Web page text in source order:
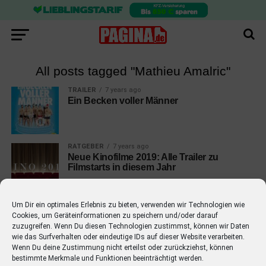
Um Dir ein optimales Erlebnis zu bieten, verwenden wir Technologien wie
Cookies, um Geräteinformationen zu speichern und/oder darauf
zuzugreifen. Wenn Du diesen Technologien zustimmst, können wir Daten
wie das Surfverhalten oder eindeutige IDs auf dieser Website verarbeiten.
Wenn Du deine Zustimmung nicht erteilst oder zurückziehst, können
bestimmte Merkmale und Funktionen beeinträchtigt werden.
All posts tagged "Mathieu Amalric"
TRAILER 7 years ago
Ein Becken voller Männer
RATGEBER 7 years ago
Neue Kinofilme 2019: Alle Trailer zu
Filmstarts in diesem Jahr
EMPFOHLEN